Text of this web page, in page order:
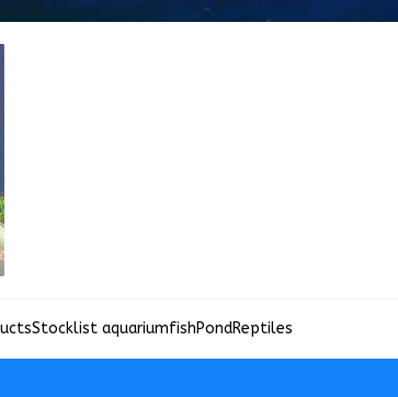
Stocklist aquariumfishPondReptiles